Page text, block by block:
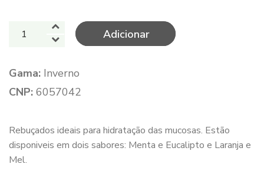
Rebuçados ideais para hidratação das mucosas. Estão
disponiveis em dois sabores: Menta e Eucalipto e Laranja e
Mel.
Quantidade
Adicionar
Gama: Inverno
CNP: 6057042